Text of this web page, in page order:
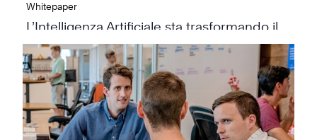
Whitepaper
L’Intelligenza Artificiale sta trasformando il
lavoro, ma senza…